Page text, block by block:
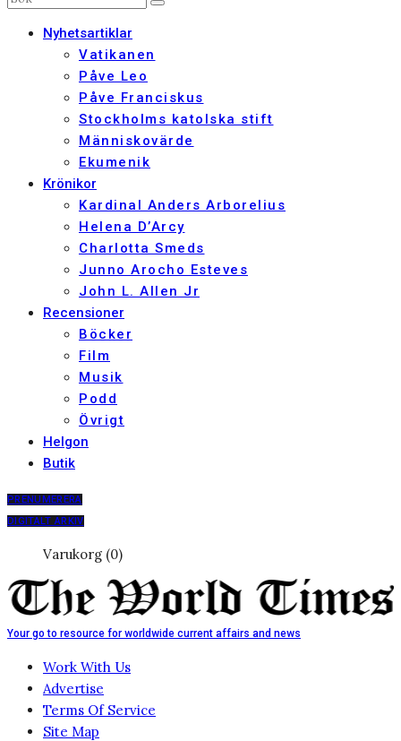
Nyhetsartiklar
Vatikanen
Påve Leo
Påve Franciskus
Stockholms katolska stift
Människovärde
Ekumenik
Krönikor
Kardinal Anders Arborelius
Helena D’Arcy
Charlotta Smeds
Junno Arocho Esteves
John L. Allen Jr
Recensioner
Böcker
Film
Musik
Podd
Övrigt
Helgon
Butik
PRENUMERERA
DIGITALT ARKIV
Varukorg (0)
Your go to resource for worldwide current affairs and news
Work With Us
Advertise
Terms Of Service
Site Map